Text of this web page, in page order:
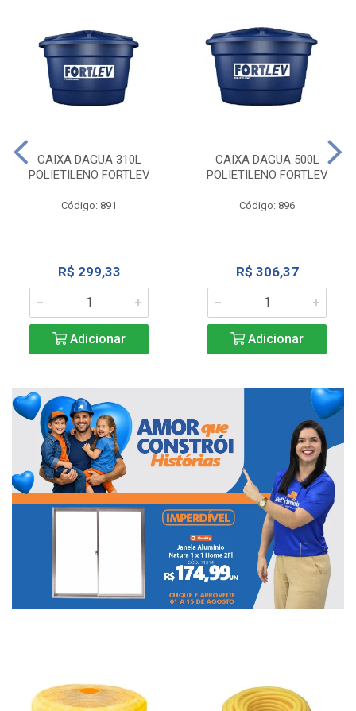
CAIXA DAGUA 310L
POLIETILENO FORTLEV
Código: 891
R$ 299,33
Adicionar
CAIXA DAGUA 500L
POLIETILENO FORTLEV
Código: 896
R$ 306,37
Adicionar